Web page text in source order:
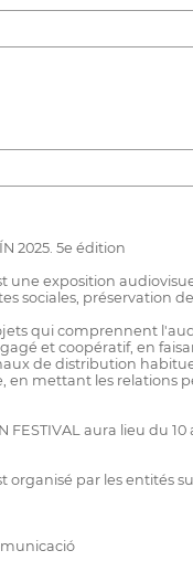
2025. 5e édition
une exposition
sociales, préservation
qui comprennent
et coopératif, en
de distribution
en mettant les relations
FESTIVAL aura lieu du 10
organisé par les entités